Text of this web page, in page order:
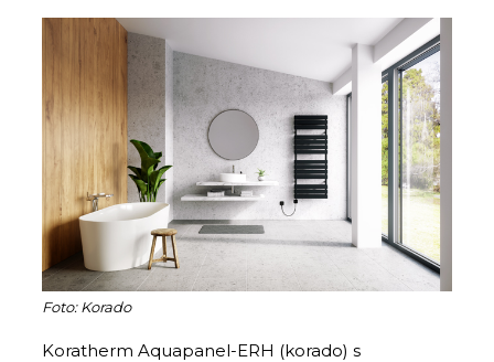
Foto: Korado
Koratherm Aquapanel-ERH (korado) s